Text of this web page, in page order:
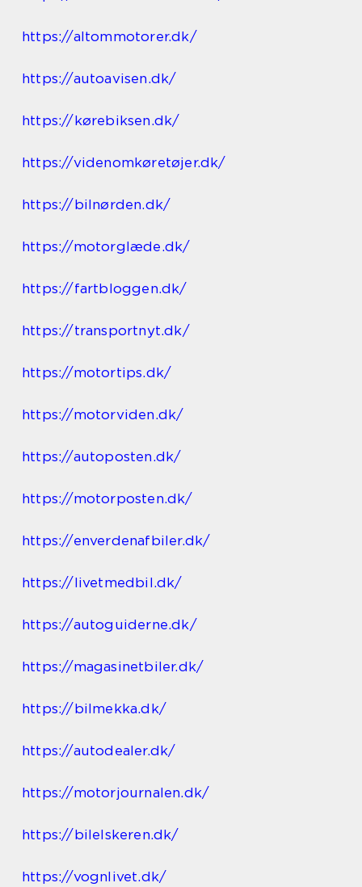
https://altommotorer.dk/
https://autoavisen.dk/
https://kørebiksen.dk/
https://videnomkøretøjer.dk/
https://bilnørden.dk/
https://motorglæde.dk/
https://fartbloggen.dk/
https://transportnyt.dk/
https://motortips.dk/
https://motorviden.dk/
https://autoposten.dk/
https://motorposten.dk/
https://enverdenafbiler.dk/
https://livetmedbil.dk/
https://autoguiderne.dk/
https://magasinetbiler.dk/
https://bilmekka.dk/
https://autodealer.dk/
https://motorjournalen.dk/
https://bilelskeren.dk/
https://vognlivet.dk/